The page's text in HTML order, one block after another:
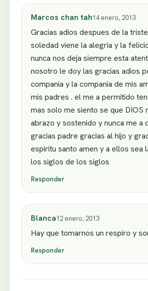
Marcos chan tah14 enero, 2013
Gracias adios despues de la
soledad viene la alegria y la
nunca nos deja siempre esta
nosotro le doy las gracias adios
compania y la compania de mis
mis padres . el me a permitido
mas solo me siento se que DIOS
abrazo y sostenido y nunca me a
gracias padre gracias al hijo y
espiritu santo amen y a ellos sea
los siglos de los siglos
Responder
Blanca12 enero, 2013
Hay que tomarnos un respiro y
Responder